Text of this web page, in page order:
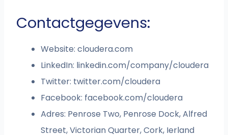
Contactgegevens:
Website: cloudera.com
LinkedIn: linkedin.com/company/cloudera
Twitter: twitter.com/cloudera
Facebook: facebook.com/cloudera
Adres: Penrose Two, Penrose Dock, Alfred
Street, Victorian Quarter, Cork, Ierland